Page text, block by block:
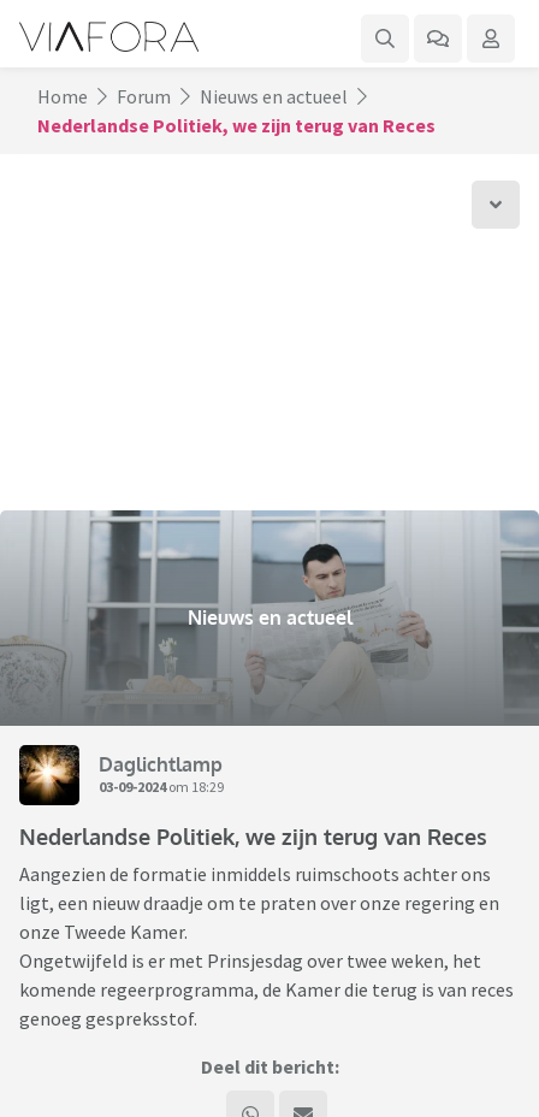
Home Forum
Nieuws en actueel
Nederlandse Politiek, we zijn terug van Reces
Nieuws en actueel
Daglichtlamp
03-09-2024om 18:29
Nederlandse Politiek, we zijn terug van Reces
Aangezien de formatie inmiddels ruimschoots achter ons
ligt, een nieuw draadje om te praten over onze regering en
onze Tweede Kamer.
Ongetwijfeld is er met Prinsjesdag over twee weken, het
komende regeerprogramma, de Kamer die terug is van reces
genoeg gespreksstof.
Deel dit bericht: